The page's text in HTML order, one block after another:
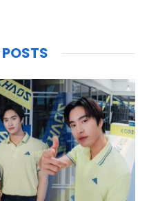
POSTS